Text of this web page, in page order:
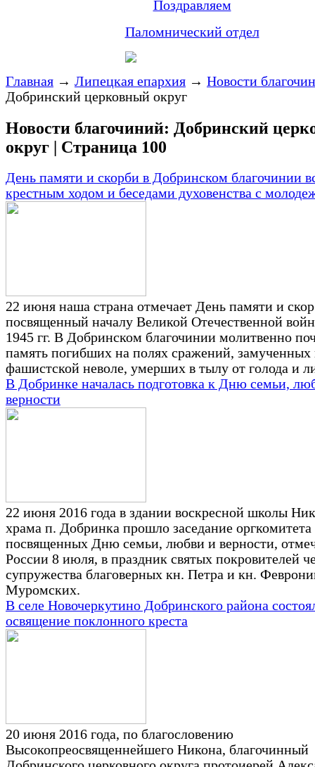
Поздравляем
Паломнический отдел
Главная → Липецкая епархия → Новости
Добринский церковный округ
Новости благочиний: Добринский
округ | Страница 100
День памяти и скорби в Добринском благочинии
крестным ходом и беседами духовенства с
22 июня наша страна отмечает День памяти и
посвященный началу Великой Отечественной
1945 гг. В Добринском благочинии молитвенно
память погибших на полях сражений, замученных
фашистской неволе, умерших в тылу от голода и
В Добринке началась подготовка к Дню семьи,
верности
22 июня 2016 года в здании воскресной школы
храма п. Добринка прошло заседание оргкомитета
посвященных Дню семьи, любви и верности,
России 8 июля, в праздник святых покровителей
супружества благоверных кн. Петра и кн.
Муромских.
В селе Новочеркутино Добринского района
освящение поклонного креста
20 июня 2016 года, по благословению
Высокопреосвященнейшего Никона, благочинный